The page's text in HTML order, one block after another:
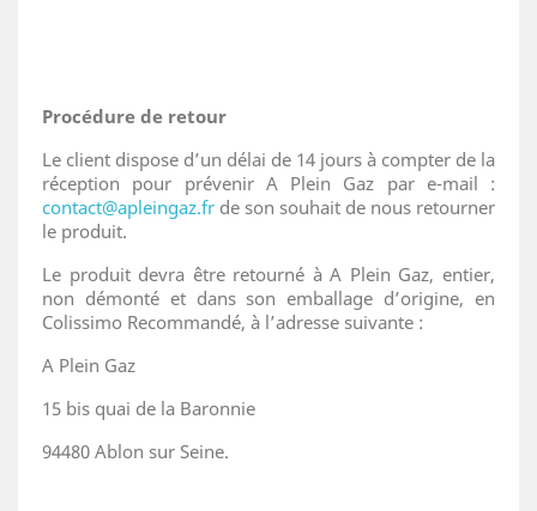
Procédure de retour
Le client dispose d’un délai de 14 jours à compter de la
réception pour prévenir A Plein Gaz par e-mail :
contact@apleingaz.fr de son souhait de nous retourner
le produit.
Le produit devra être retourné à A Plein Gaz, entier,
non démonté et dans son emballage d’origine, en
Colissimo Recommandé, à l’adresse suivante :
A Plein Gaz
15 bis quai de la Baronnie
94480 Ablon sur Seine.